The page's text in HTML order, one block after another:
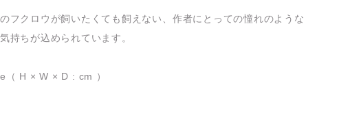
フクロウが飼いたくても飼えない、作者にとっての憧れのような
持ちが込められています。
（ H × W × D : cm ）